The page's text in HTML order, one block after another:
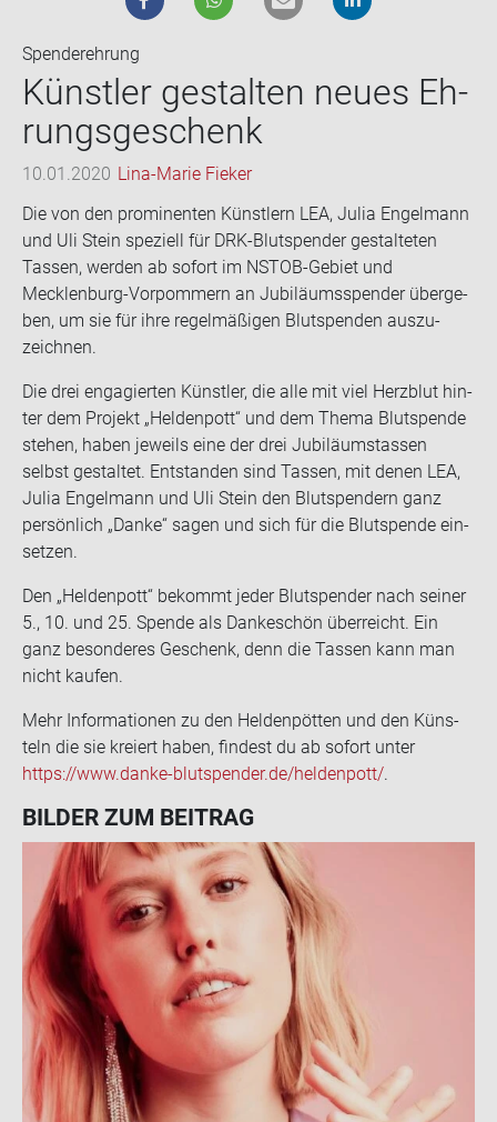
Spenderehrung
Künst­ler ge­stal­ten neues Eh­
rungs­ge­schenk
10.01.2020 Lina-Marie Fieker
Die von den pro­mi­nen­ten Künst­lern LEA, Julia En­gel­mann
und Uli Stein spe­zi­ell für DRK-​Blutspender ge­stal­te­ten
Tas­sen, wer­den ab so­fort im NSTOB-​Gebiet und
Mecklenburg-​Vorpommern an Ju­bi­lä­ums­spen­der über­ge­
ben, um sie für ihre re­gel­mä­ßi­gen Blut­spen­den aus­zu­
zeich­nen.
Die drei en­ga­gier­ten Künst­ler, die alle mit viel Herz­blut hin­
ter dem Pro­jekt „Hel­den­pott“ und dem Thema Blut­spen­de
ste­hen, haben je­weils eine der drei Ju­bi­lä­umstas­sen
selbst ge­stal­tet. Ent­stan­den sind Tas­sen, mit denen LEA,
Julia En­gel­mann und Uli Stein den Blut­spen­dern ganz
per­sön­lich „Danke“ sagen und sich für die Blut­spen­de ein­
set­zen.
Den „Hel­den­pott“ be­kommt jeder Blut­spen­der nach sei­ner
5., 10. und 25. Spen­de als Dan­ke­schön über­reicht. Ein
ganz be­son­de­res Ge­schenk, denn die Tas­sen kann man
nicht kau­fen.
Mehr In­for­ma­tio­nen zu den Hel­den­pöt­ten und den Küns­
teln die sie kre­iert haben, fin­dest du ab so­fort unter
https://www.danke-​blutspender.de/hel­den­pott/.
BIL­DER ZUM BEI­TRAG